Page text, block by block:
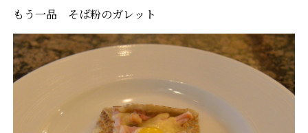
もう一品 そば粉のガレット